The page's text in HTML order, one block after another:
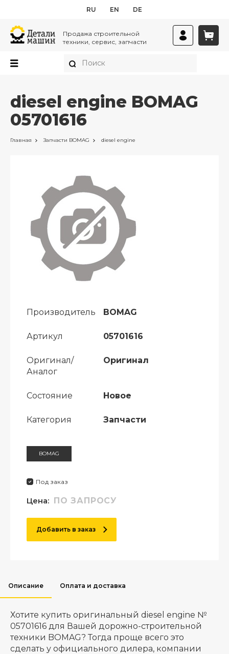
RU EN DE
Продажа строительной
техники, сервис, запчасти
diesel engine BOMAG
05701616
Главная Запчасти BOMAG diesel engine
Производитель BOMAG
Артикул 05701616
Оригинал/
Аналог
Оригинал
Состояние Новое
Категория Запчасти
BOMAG
Под заказ
Цена: ПО ЗАПРОСУ
Добавить в заказ
Описание Оплата и доставка
Хотите купить оригинальный diesel engine №
05701616 для Вашей дорожно-строительной
техники BOMAG? Тогда проще всего это
сделать у официального дилера, компании